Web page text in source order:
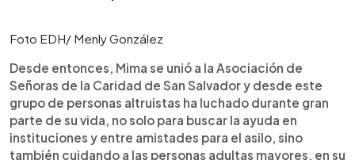
Foto EDH/ Menly González
Desde entonces, Mima se unió a la Asociación de
Señoras de la Caridad de San Salvador y desde este
grupo de personas altruistas ha luchado durante gran
parte de su vida, no solo para buscar la ayuda en
instituciones y entre amistades para el asilo, sino
también cuidando a las personas adultas mayores, en su